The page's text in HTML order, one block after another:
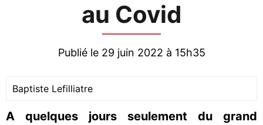
au Covid
Publié le 29 juin 2022 à 15h35
Baptiste Lefilliatre
A quelques jours seulement du grand